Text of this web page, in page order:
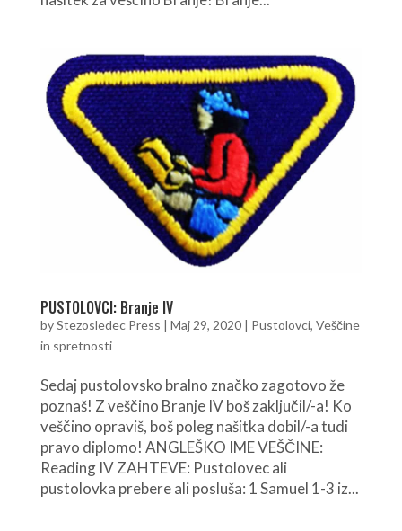
PUSTOLOVCI: Branje IV
byStezosledec Press | Maj 29, 2020| Pustolovci, Veščine
in spretnosti
Sedaj pustolovsko bralno značko zagotovo že
poznaš! Z veščino Branje IV boš zaključil/-a! Ko
veščino opraviš, boš poleg našitka dobil/-a tudi
pravo diplomo! ANGLEŠKO IME VEŠČINE:
Reading IV ZAHTEVE: Pustolovec ali
pustolovka prebere ali posluša: 1 Samuel 1-3 iz...